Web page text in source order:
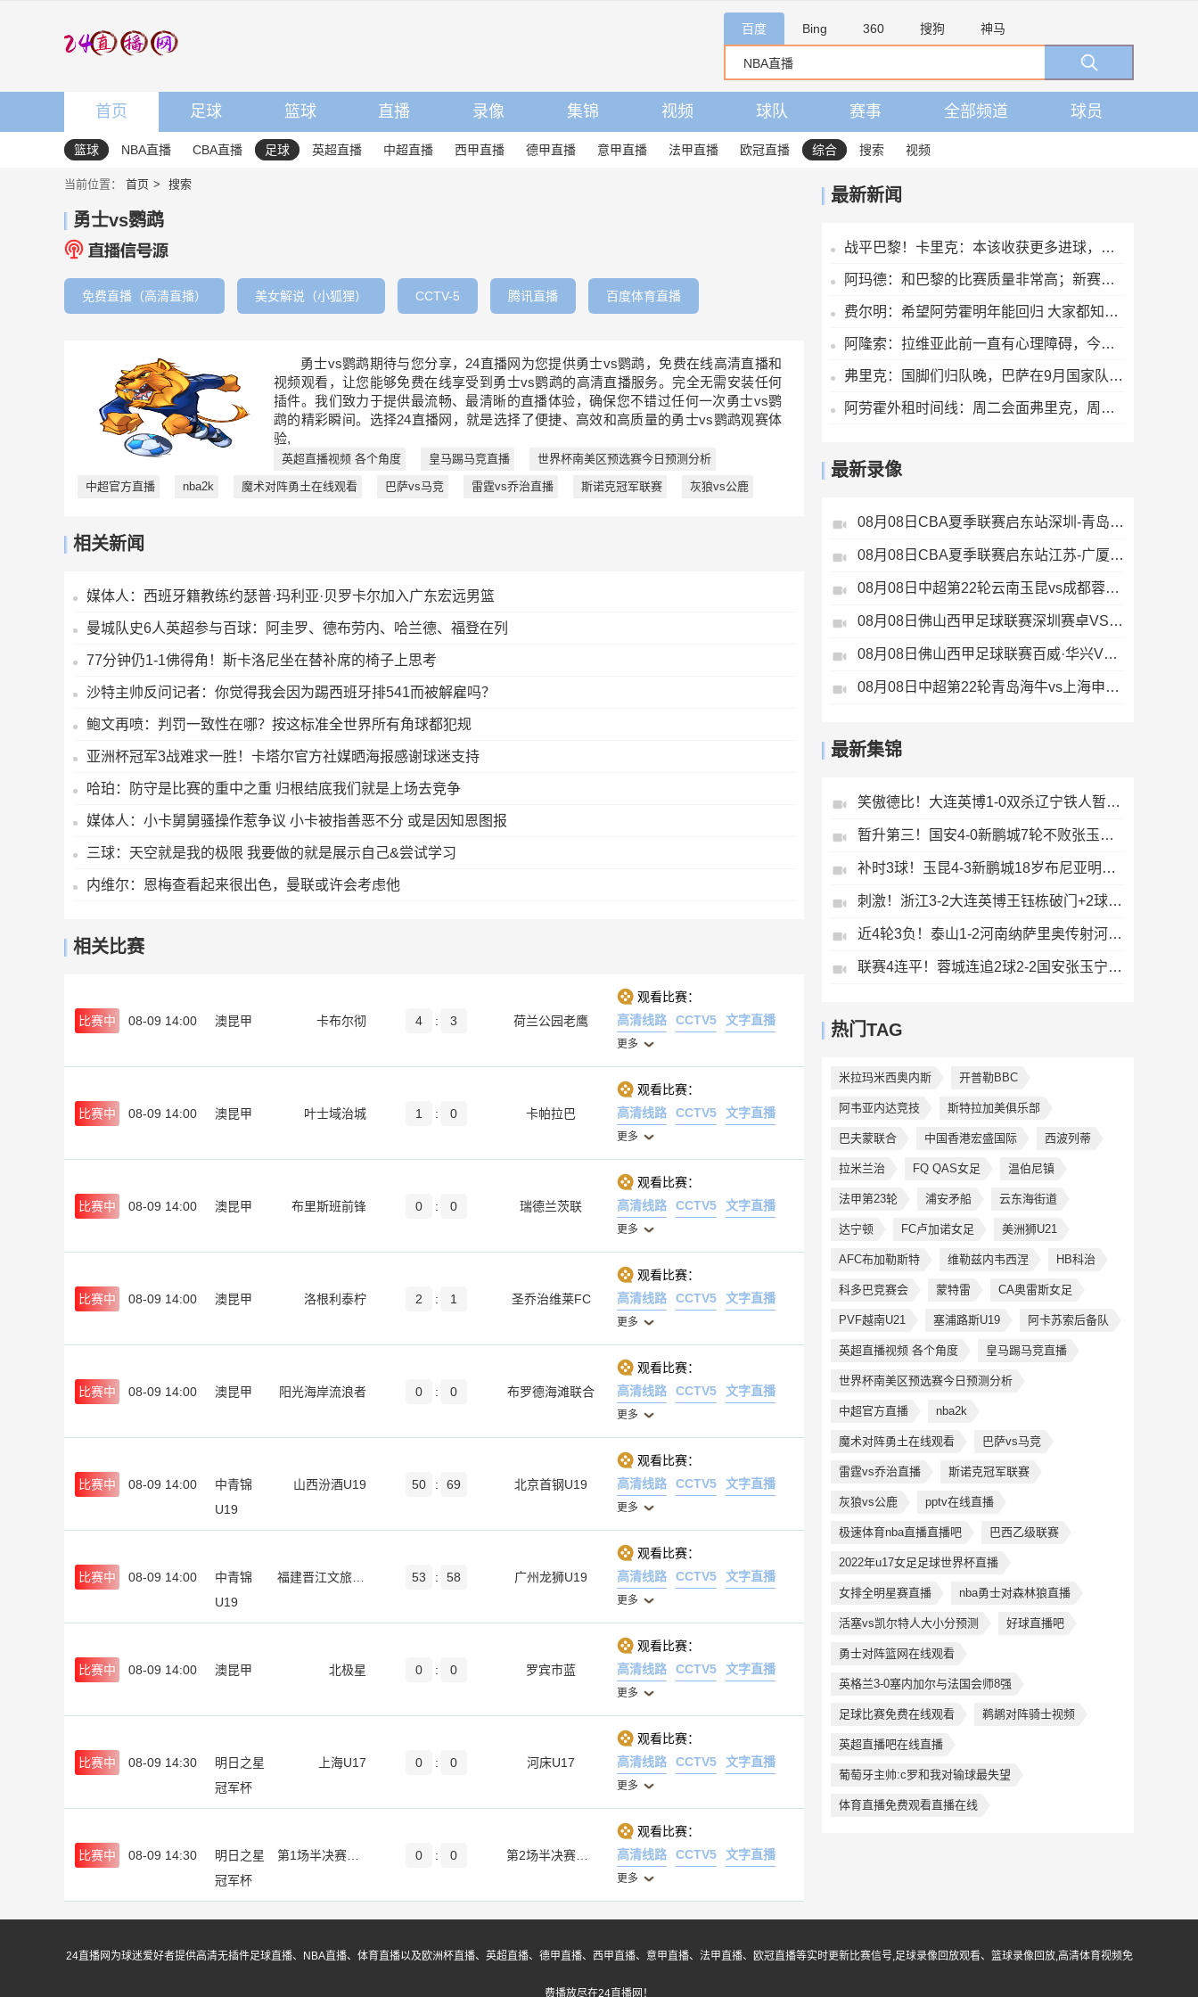
百度 Bing 360 搜狗 神马
首页 足球 篮球 直播 录像 集锦 视频 球队 赛事 全部频道 球员
篮球 NBA直播 CBA直播 足球 英超直播 中超直播 西甲直播 德甲直播 意甲直播 法甲直播 欧冠直播 综合 搜索 视频
当前位置： 首页 搜索
勇士vs鹦鹉
免费直播（高清直播） 美女解说（小狐狸） CCTV-5 腾讯直播 百度体育直播
勇士vs鹦鹉期待与您分享，24直播网为您提供勇士vs鹦鹉，免费在线高清直播和
视频观看，让您能够免费在线享受到勇士vs鹦鹉的高清直播服务。完全无需安装任何
插件。我们致力于提供最流畅、最清晰的直播体验，确保您不错过任何一次勇士vs鹦
鹉的精彩瞬间。选择24直播网，就是选择了便捷、高效和高质量的勇士vs鹦鹉观赛体
验,
英超直播视频 各个角度 皇马踢马竞直播 世界杯南美区预选赛今日预测分析
中超官方直播 nba2k 魔术对阵勇土在线观看 巴萨vs马竞 雷霆vs乔治直播 斯诺克冠军联赛 灰狼vs公鹿
相关新闻
媒体人：西班牙籍教练约瑟普·玛利亚·贝罗卡尔加入广东宏远男篮
曼城队史6人英超参与百球：阿圭罗、德布劳内、哈兰德、福登在列
77分钟仍1-1佛得角！斯卡洛尼坐在替补席的椅子上思考
沙特主帅反问记者：你觉得我会因为踢西班牙排541而被解雇吗？
鲍文再喷：判罚一致性在哪？按这标准全世界所有角球都犯规
亚洲杯冠军3战难求一胜！卡塔尔官方社媒晒海报感谢球迷支持
哈珀：防守是比赛的重中之重 归根结底我们就是上场去竞争
媒体人：小卡舅舅骚操作惹争议 小卡被指善恶不分 或是因知恩图报
三球：天空就是我的极限 我要做的就是展示自己&尝试学习
内维尔：恩梅查看起来很出色，曼联或许会考虑他
相关比赛
比赛中 08-09 14:00 澳昆甲 卡布尔彻 4 : 3 荷兰公园老鹰
观看比赛：
高清线路
CCTV5 文字直播
更多
比赛中 08-09 14:00 澳昆甲 叶士域治城 1 : 0 卡帕拉巴
观看比赛：
高清线路
CCTV5 文字直播
更多
比赛中 08-09 14:00 澳昆甲 布里斯班前锋 0 : 0 瑞德兰茨联
观看比赛：
高清线路
CCTV5 文字直播
更多
比赛中 08-09 14:00 澳昆甲 洛根利泰柠 2 : 1 圣乔治维莱FC
观看比赛：
高清线路
CCTV5 文字直播
更多
比赛中 08-09 14:00 澳昆甲 阳光海岸流浪者 0 : 0 布罗德海滩联合
观看比赛：
高清线路
CCTV5 文字直播
更多
比赛中 08-09 14:00
中青锦
U19
山西汾酒U19 50 : 69 北京首钢U19
观看比赛：
高清线路
CCTV5 文字直播
更多
比赛中 08-09 14:00
中青锦
U19
53 : 58 广州龙狮U19
观看比赛：
高清线路
CCTV5 文字直播
更多
比赛中 08-09 14:00 澳昆甲 北极星 0 : 0 罗宾市蓝
观看比赛：
高清线路
CCTV5 文字直播
更多
比赛中 08-09 14:30
明日之星
冠军杯
上海U17 0 : 0 河床U17
观看比赛：
高清线路
CCTV5 文字直播
更多
比赛中 08-09 14:30
明日之星
冠军杯
0 : 0
观看比赛：
高清线路
CCTV5 文字直播
更多
最新新闻
战平巴黎！卡里克：本该收获更多进球，整场闪光点很多，我很欣慰
阿玛德：和巴黎的比赛质量非常高；新赛季全队都渴望能够斩获佳绩
费尔明：希望阿劳霍明年能回归 大家都知道罗德里是非凡的球员
阿隆索：拉维亚此前一直有心理障碍，今天他很累但发自内心地开心
弗里克：国脚们归队晚，巴萨在9月国家队比赛日前都无法达到100%
阿劳霍外租时间线：周二会面弗里克，周四见利物浦，周五晚间敲定
最新录像
08月08日CBA夏季联赛启东站深圳-青岛全场录像
08月08日CBA夏季联赛启东站江苏-广厦全场录像
08月08日中超第22轮云南玉昆vs成都蓉城全场录像
08月08日佛山西甲足球联赛深圳赛卓VS湛江热点·粤标售电全场录像
08月08日佛山西甲足球联赛百威·华兴VS广州苏雅蔚雨堂全场录像
08月08日中超第22轮青岛海牛vs上海申花全场录像
最新集锦
笑傲德比！大连英博1-0双杀辽宁铁人暂升第2斯坦丘远射制胜
暂升第三！国安4-0新鹏城7轮不败张玉宁传射达万双响法比奥破门
补时3球！玉昆4-3新鹏城18岁布尼亚明传射侯永永乌龙卡约绝杀
刺激！浙江3-2大连英博王钰栋破门+2球被吹毛伟杰世界波难救主
近4轮3负！泰山1-2河南纳萨里奥传射河南终结17年客场不胜泰山
联赛4连平！蓉城连追2球2-2国安张玉宁双响韦世豪助攻索罗金绝平
热门TAG
米拉玛米西奥内斯 开普勒BBC
阿韦亚内达竞技 斯特拉加美俱乐部
巴夫蒙联合 中国香港宏盛国际 西波列蒂
拉米兰治 FQ QAS女足 温伯尼镇
法甲第23轮 浦安矛船 云东海街道
达宁顿 FC卢加诺女足 美洲狮U21
AFC布加勒斯特 维勒兹内韦西涅 HB科治
科多巴竞赛会 蒙特雷 CA奥雷斯女足
PVF越南U21 塞浦路斯U19 阿卡苏索后备队
英超直播视频 各个角度 皇马踢马竞直播
世界杯南美区预选赛今日预测分析
中超官方直播 nba2k
魔术对阵勇土在线观看 巴萨vs马竞
雷霆vs乔治直播 斯诺克冠军联赛
灰狼vs公鹿 pptv在线直播
极速体育nba直播直播吧 巴西乙级联赛
2022年u17女足足球世界杯直播
女排全明星赛直播 nba勇士对森林狼直播
活塞vs凯尔特人大小分预测 好球直播吧
勇士对阵篮网在线观看
英格兰3-0塞内加尔与法国会师8强
足球比赛免费在线观看 鹈鹕对阵骑士视频
英超直播吧在线直播
葡萄牙主帅:c罗和我对输球最失望
体育直播免费观看直播在线
24直播网为球迷爱好者提供高清无插件足球直播、NBA直播、体育直播以及欧洲杯直播、英超直播、德甲直播、西甲直播、意甲直播、法甲直播、欧冠直播等实时更新比赛信号,足球录像回放观看、篮球录像回放,高清体育视频免
费播放尽在24直播网！